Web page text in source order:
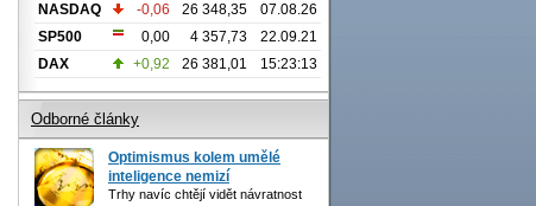
NASDAQ
-0,06 26 348,35
07.08.26
SP500
0,00 4 357,73
22.09.21
DAX
+0,92 26 381,01 15:23:13
Odborné články
Optimismus kolem umělé
inteligence nemizí
Trhy navíc chtějí vidět návratnost